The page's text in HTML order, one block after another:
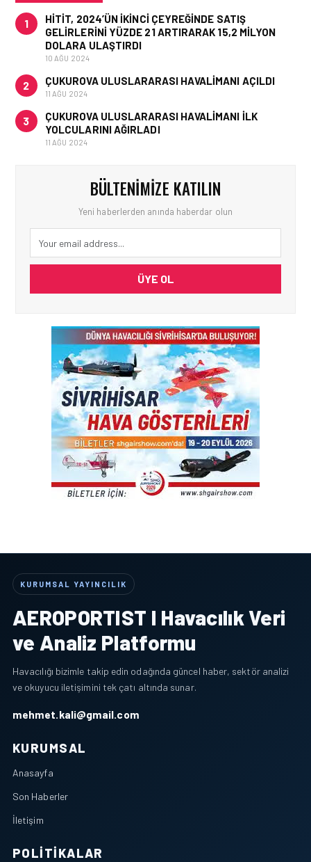
1
HITIT, 2024’ÜN IKINCI ÇEYREĞINDE SATIŞ
GELIRLERINI YÜZDE 21 ARTIRARAK 15,2 MILYON
DOLARA ULAŞTIRDI
10 AĞU 2024
2 ÇUKUROVA ULUSLARARASI HAVALIMANI AÇILDI
11 AĞU 2024
3
ÇUKUROVA ULUSLARARASI HAVALIMANI İLK
YOLCULARINI AĞIRLADI
11 AĞU 2024
BÜLTENIMIZE KATILIN
Yeni haberlerden anında haberdar olun
ÜYE OL
KURUMSAL YAYINCILIK
AEROPORTIST I Havacılık Veri
ve Analiz Platformu
Havacılığı bizimle takip edin odağında güncel haber, sektör analizi
ve okuyucu iletişimini tek çatı altında sunar.
mehmet.kali@gmail.com
KURUMSAL
Anasayfa
Son Haberler
İletişim
POLITIKALAR